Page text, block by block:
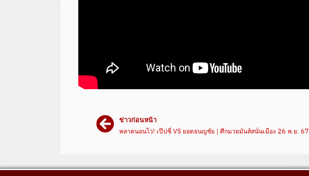
ข่าวก่อนหน้า
พลาดนอนไว! เป๊ปซี่ VS ยอดธนญชัย | ศึกมวยมันส์สนั่นเมือง 26 พ.ย. 67